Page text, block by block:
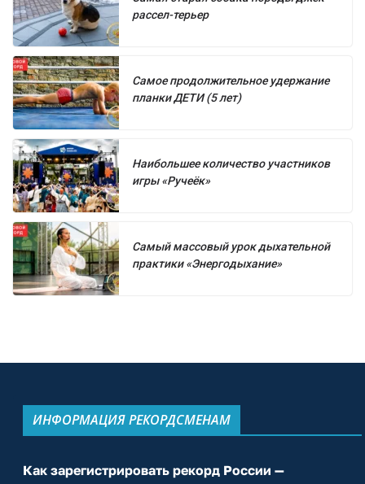
рассел-терьер
Самое продолжительное удержание
планки ДЕТИ (5 лет)
Наибольшее количество участников
игры «Ручеёк»
Самый массовый урок дыхательной
практики «Энергодыхание»
ИНФОРМАЦИЯ РЕКОРДСМЕНАМ
Как зарегистрировать рекорд России —